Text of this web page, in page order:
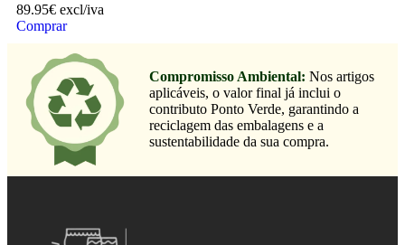
89.95€ excl/iva
Comprar
Compromisso Ambiental: Nos artigos
aplicáveis, o valor final já inclui o
contributo Ponto Verde, garantindo a
reciclagem das embalagens e a
sustentabilidade da sua compra.